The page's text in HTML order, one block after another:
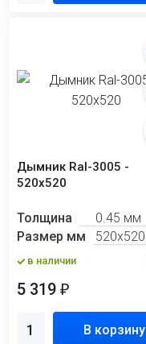
Дымник Ral-3005 -
520х520
Толщина
0.45 мм
Размер мм
520х520
в наличии
5 319 ₽
В корзину